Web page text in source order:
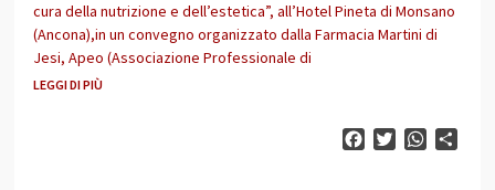
cura della nutrizione e dell’estetica”, all’Hotel Pineta di Monsano
(Ancona),in un convegno organizzato dalla Farmacia Martini di
Jesi, Apeo (Associazione Professionale di
LEGGI DI PIÙ
FacebookTwitter